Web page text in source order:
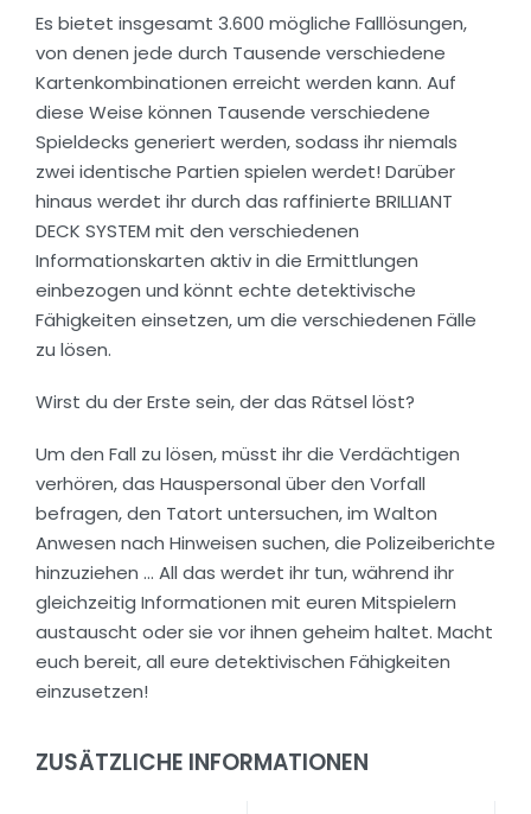
Es bietet insgesamt 3.600 mögliche Falllösungen,
von denen jede durch Tausende verschiedene
Kartenkombinationen erreicht werden kann. Auf
diese Weise können Tausende verschiedene
Spieldecks generiert werden, sodass ihr niemals
zwei identische Partien spielen werdet! Darüber
hinaus werdet ihr durch das raffinierte BRILLIANT
DECK SYSTEM mit den verschiedenen
Informationskarten aktiv in die Ermittlungen
einbezogen und könnt echte detektivische
Fähigkeiten einsetzen, um die verschiedenen Fälle
zu lösen.
Wirst du der Erste sein, der das Rätsel löst?
Um den Fall zu lösen, müsst ihr die Verdächtigen
verhören, das Hauspersonal über den Vorfall
befragen, den Tatort untersuchen, im Walton
Anwesen nach Hinweisen suchen, die Polizeiberichte
hinzuziehen … All das werdet ihr tun, während ihr
gleichzeitig Informationen mit euren Mitspielern
austauscht oder sie vor ihnen geheim haltet. Macht
euch bereit, all eure detektivischen Fähigkeiten
einzusetzen!
ZUSÄTZLICHE INFORMATIONEN